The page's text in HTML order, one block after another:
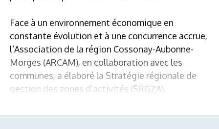
Face à un environnement économique en
constante évolution et à une concurrence accrue,
l’Association de la région Cossonay-Aubonne-
Morges (ARCAM), en collaboration avec les
communes, a élaboré la Stratégie régionale de
gestion des zones d’activités (SRGZA).